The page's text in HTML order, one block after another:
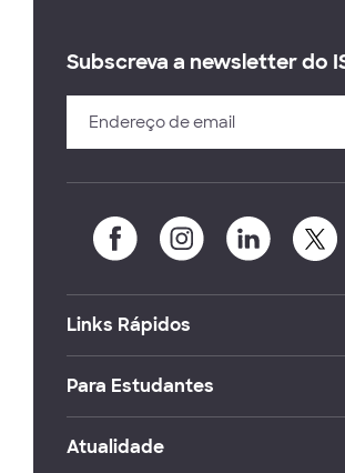
Subscreva a newsletter do
Links Rápidos
Para Estudantes
Atualidade